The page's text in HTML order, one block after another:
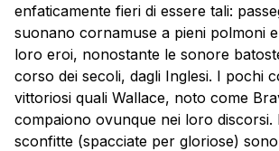
enfaticamente fieri di essere tali:
suonano cornamuse a pieni polmoni
loro eroi, nonostante le sonore
corso dei secoli, dagli Inglesi. I pochi
vittoriosi quali Wallace, noto come
compaiono ovunque nei loro discorsi.
sconfitte (spacciate per gloriose)